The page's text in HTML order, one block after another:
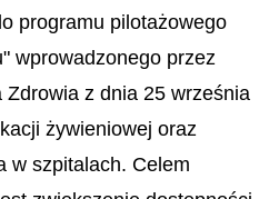
programu pilotażowego
wprowadzonego przez
z dnia 25 września
żywieniowej oraz
w szpitalach. Celem